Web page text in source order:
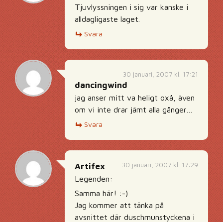
Tjuvlyssningen i sig var kanske i
alldagligaste laget.
Svara
30 januari, 2007 kl. 17:21
dancingwind
jag anser mitt va heligt oxå, även
om vi inte drar jämt alla gånger…
Svara
30 januari, 2007 kl. 17:29
Artifex
Legenden:
Samma här! :-)
Jag kommer att tänka på
avsnittet där duschmunstyckena i